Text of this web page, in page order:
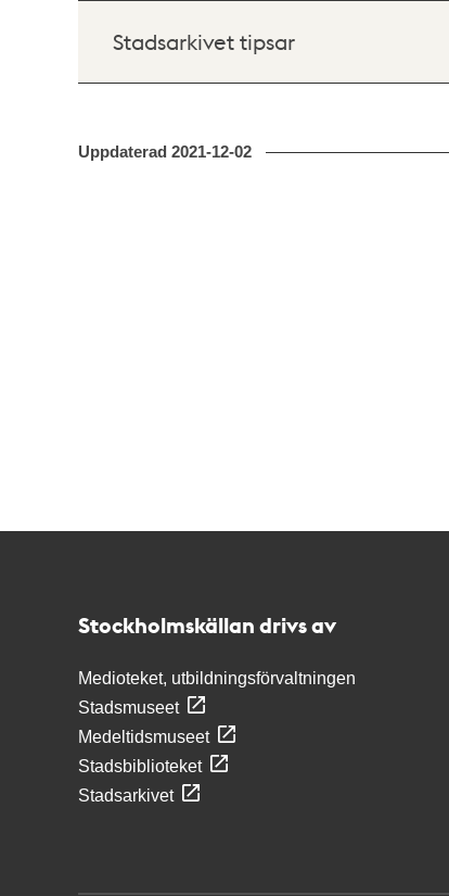
Stadsarkivet tipsar
Uppdaterad 2021-12-02
Stockholmskällan drivs av
Medioteket, utbildningsförvaltningen
Stadsmuseet
Medeltidsmuseet
Stadsbiblioteket
Stadsarkivet